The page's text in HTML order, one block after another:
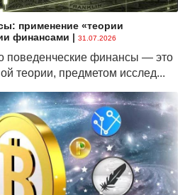
применение «теории
финансами | 31.07.2026
поведенческие финансы — это
теории, предметом исслед...